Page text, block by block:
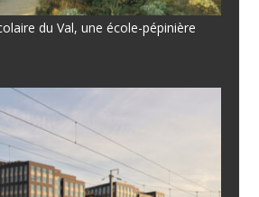
du Val, une école-pépinière